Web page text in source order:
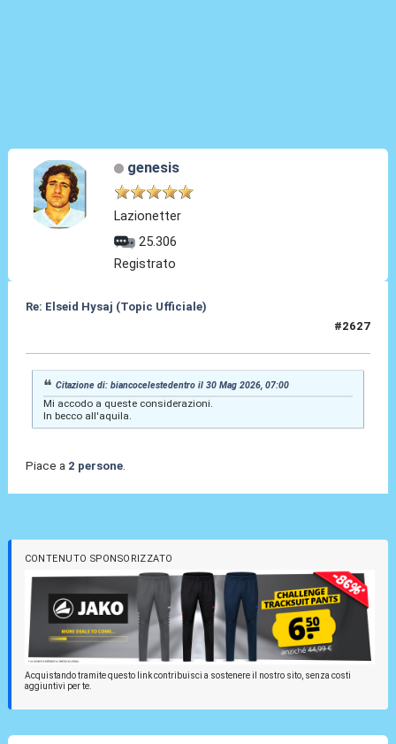
genesis
Lazionetter
25.306
Registrato
Re: Elseid Hysaj (Topic Ufficiale)
#2627
Citazione di: biancocelestedentro il 30 Mag 2026, 07:00
Mi accodo a queste considerazioni.
In becco all'aquila.
Piace a 2 persone.
CONTENUTO SPONSORIZZATO
Acquistando tramite questo link contribuisci a sostenere il nostro sito, senza costi
aggiuntivi per te.